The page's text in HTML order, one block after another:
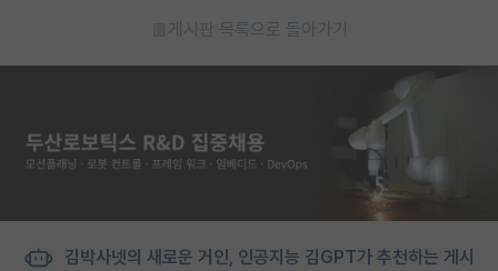
게시판 목록으로 돌아가기
김박사넷의 새로운 거인, 인공지능 김GPT가 추천하는 게시